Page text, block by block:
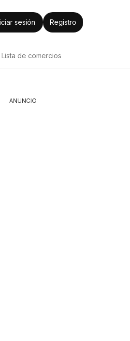
sesión Registro
Lista de comercios
ANUNCIO